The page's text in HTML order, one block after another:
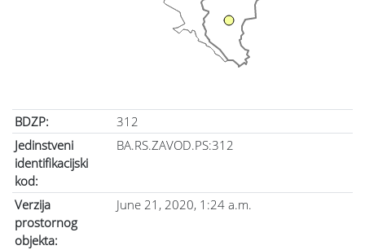
BDZP:
312
Jedinstveni
identifikacijski
kod:
BA.RS.ZAVOD.PS:312
Verzija
prostornog
objekta:
June 21, 2020, 1:24 a.m.